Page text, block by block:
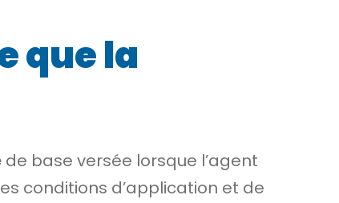
que la
de base versée lorsque l’agent
conditions d’application et de